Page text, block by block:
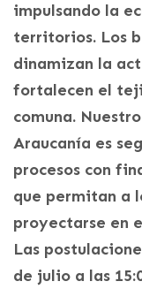
impulsando la
territorios. Los
dinamizan la
fortalecen el
comuna.
Araucanía es
procesos con
que permitan a
proyectarse en
Las
de julio a las